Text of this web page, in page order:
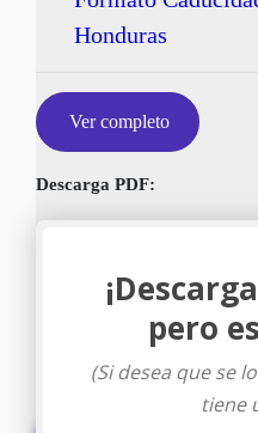
Honduras
Ver completo
Descarga PDF:
pero
(Si desea que se
tiene